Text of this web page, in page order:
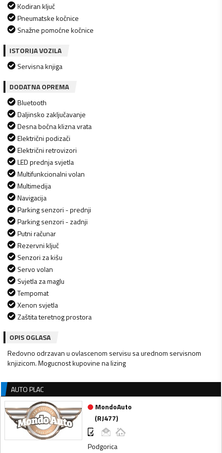
Kodiran ključ
Pneumatske kočnice
Snažne pomoćne kočnice
ISTORIJA VOZILA
Servisna knjiga
DODATNA OPREMA
Bluetooth
Daljinsko zaključavanje
Desna bočna klizna vrata
Električni podizači
Električni retrovizori
LED prednja svjetla
Multifunkcionalni volan
Multimedija
Navigacija
Parking senzori - prednji
Parking senzori - zadnji
Putni računar
Rezervni ključ
Senzori za kišu
Servo volan
Svjetla za maglu
Tempomat
Xenon svjetla
Zaštita teretnog prostora
OPIS OGLASA
Redovno odrzavan u ovlascenom servisu sa urednom servisnom
knjizicom. Mogucnost kupovine na lizing
AUTO PLAC
MondoAuto
(RJ477)
Podgorica